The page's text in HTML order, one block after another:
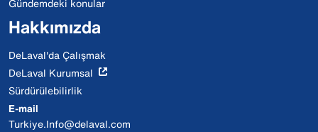
Gündemdeki konular
Hakkımızda
DeLaval'da Çalışmak
DeLaval Kurumsal
Sürdürülebilirlik
E-mail
Turkiye.Info@delaval.com